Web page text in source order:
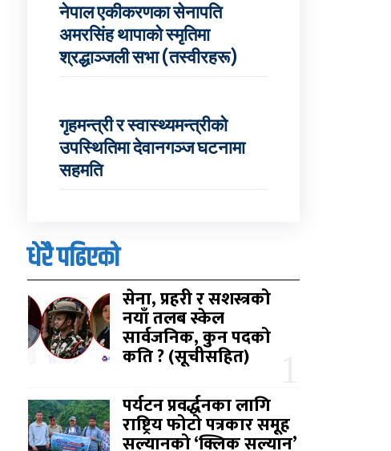
नेपाल एकीकरणका सेनापति
अमरसिंह थापाको स्मृतिमा
श्रद्धाञ्जली सभा (तस्वीरहरू)
गृहमन्त्री र स्वास्थ्यमन्त्रीको
उपस्थितिमा देवानगञ्ज घटनामा
सहमति
धेरै पढिएको
सेना, प्रहरी र सशस्त्रको
नयाँ तलब स्केल
सार्वजनिक, कुन पदको
कति ? (सूचीसहित)
पर्यटन प्रवर्द्धनका लागि
राष्ट्रिय फोटो पत्रकार समूह
सल्यानको ‘क्लिक सल्यान’